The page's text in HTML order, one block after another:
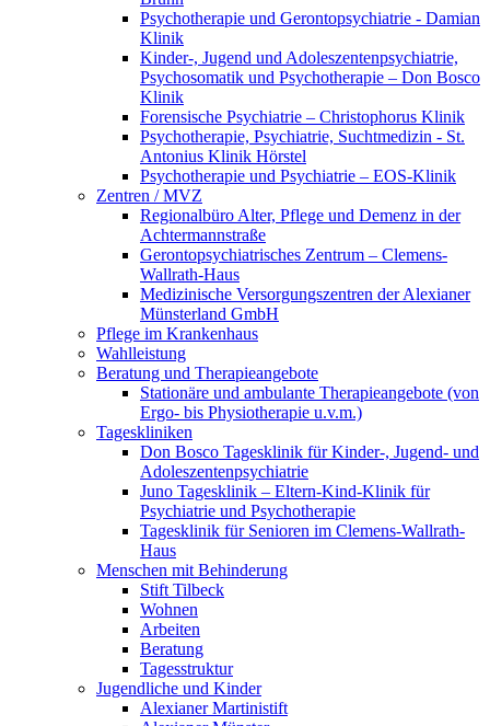
Psychotherapie und Gerontopsychiatrie - Damian
Klinik
Kinder-, Jugend und Adoleszentenpsychiatrie,
Psychosomatik und Psychotherapie – Don Bosco
Klinik
Forensische Psychiatrie – Christophorus Klinik
Psychotherapie, Psychiatrie, Suchtmedizin - St.
Antonius Klinik Hörstel
Psychotherapie und Psychiatrie – EOS-Klinik
Zentren / MVZ
Regionalbüro Alter, Pflege und Demenz in der
Achtermannstraße
Gerontopsychiatrisches Zentrum – Clemens-
Wallrath-Haus
Medizinische Versorgungszentren der Alexianer
Münsterland GmbH
Pflege im Krankenhaus
Wahlleistung
Beratung und Therapieangebote
Stationäre und ambulante Therapieangebote (von
Ergo- bis Physiotherapie u.v.m.)
Tageskliniken
Don Bosco Tagesklinik für Kinder-, Jugend- und
Adoleszentenpsychiatrie
Juno Tagesklinik – Eltern-Kind-Klinik für
Psychiatrie und Psychotherapie
Tagesklinik für Senioren im Clemens-Wallrath-
Haus
Menschen mit Behinderung
Stift Tilbeck
Wohnen
Arbeiten
Beratung
Tagesstruktur
Jugendliche und Kinder
Alexianer Martinistift